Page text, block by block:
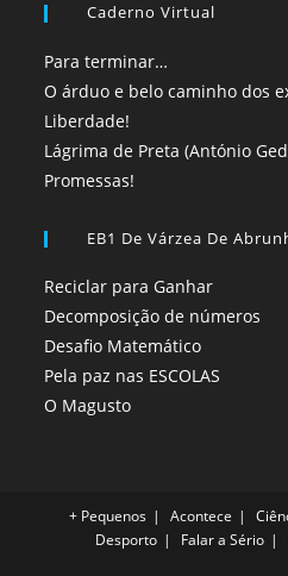
Caderno Virtual
Para terminar…
O árduo e belo caminho dos
Liberdade!
Lágrima de Preta (António
Promessas!
EB1 De Várzea De
Reciclar para Ganhar
Decomposição de números
Desafio Matemático
Pela paz nas ESCOLAS
O Magusto
+ Pequenos Acontece
Desporto
Falar a Sério